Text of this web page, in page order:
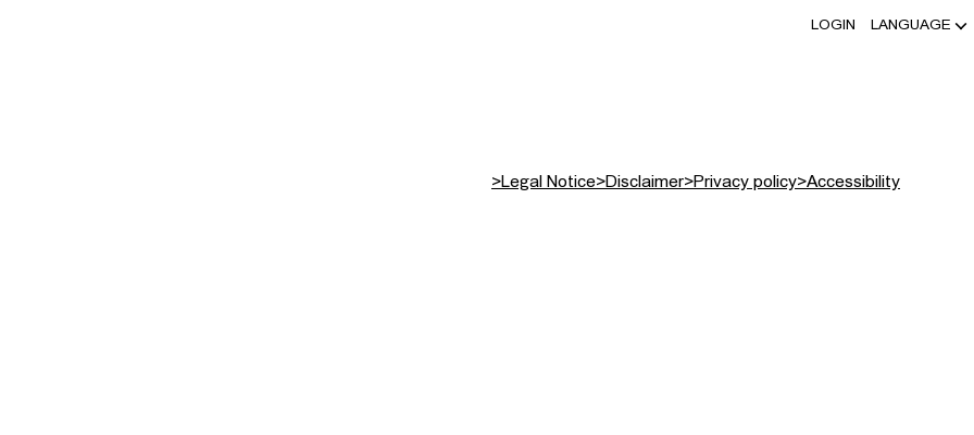
LOGIN LANGUAGE
>Legal Notice>Disclaimer>Privacy policy>Accessibility